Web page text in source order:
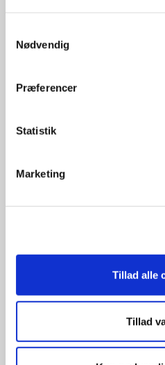
Nødvendig
Præferencer
Statistik
Marketing
Tillad alle
Tillad
afpersonskatteloven §20
med en indeksregulering
Værktøjet er nu
ogtilpasningsprocenten
Du kan også beregne
filen fra din browser til
indtaste bilens værdi
I filen er der et
FDMsbilkatalog.
Hent filen her.